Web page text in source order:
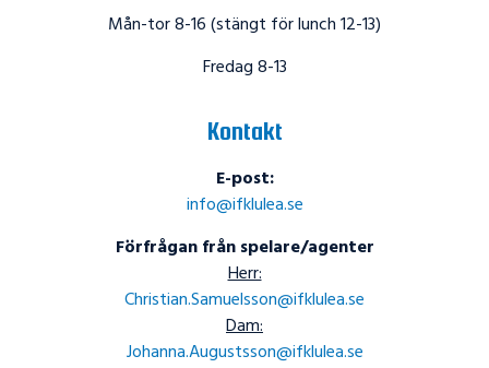
Mån-tor 8-16 (stängt för lunch 12-13)
Fredag 8-13
Kontakt
E-post:
info@ifklulea.se
Förfrågan från spelare/agenter
Herr:
Christian.Samuelsson@ifklulea.se
Dam:
Johanna.Augustsson@ifklulea.se